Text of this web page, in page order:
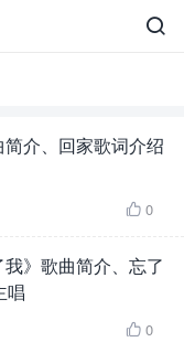

简介、回家歌词介绍
 0
我》歌曲简介、忘了
唱
 0